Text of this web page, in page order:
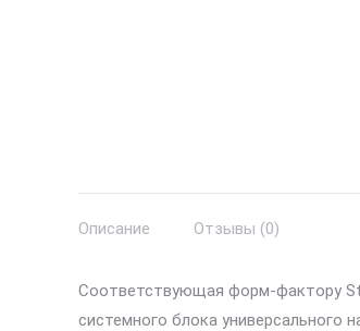
Описание Отзывы (0)
Соответствующая форм-фактору
системного блока